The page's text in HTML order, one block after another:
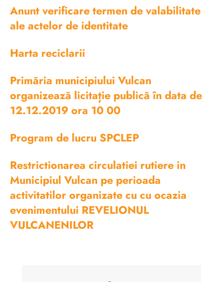
Anunt verificare termen de valabilitate
ale actelor de identitate
Harta reciclarii
Primăria municipiului Vulcan
organizează licitație publică în data de
12.12.2019 ora 10 00
Program de lucru SPCLEP
Restrictionarea circulatiei rutiere in
Municipiul Vulcan pe perioada
activitatilor organizate cu cu ocazia
evenimentului REVELIONUL
VULCANENILOR